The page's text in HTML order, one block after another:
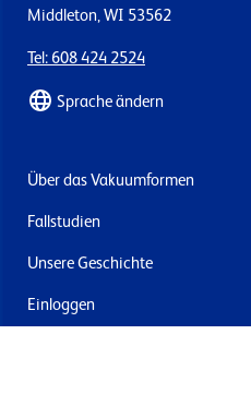
Middleton, WI 53562
Tel: 608 424 2524
Sprache ändern
Über das Vakuumformen
Fallstudien
Unsere Geschichte
Einloggen